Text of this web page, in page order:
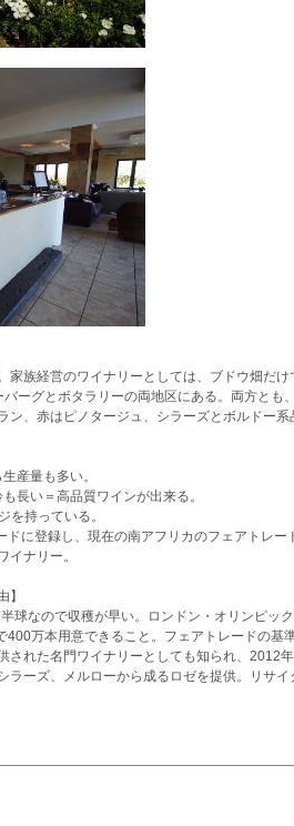
家族経営のワイナリーとしては、ブドウ畑だ
ーグとボタラリーの両地区にある。両方とも
、赤はピノタージュ、シラーズとボルドー系
産量も多い。
長い＝高品質ワインが出来る。
を持っている。
に登録し、現在の南アフリカのフェアトレ
イナリー。
】
球なので収穫が早い。ロンドン・オリンピッ
万本用意できること。フェアトレードの基
された名門ワイナリーとしても知られ、2012
ラーズ、メルローから成るロゼを提供。リサ